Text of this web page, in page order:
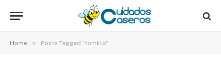
Home » Posts Tagged "tomillo"